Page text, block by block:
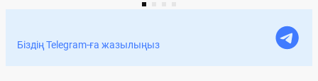
арқасында біз мемлекеттік қызметтерді ала
рәсімдей аламыз. Мақалада ЭЦҚ-ның құжаттарға
Біздің Telegram-ға жазылыңыз